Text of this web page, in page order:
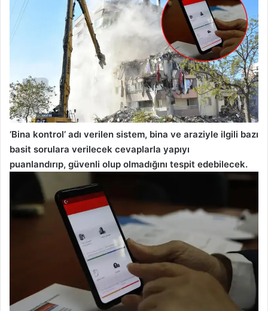
‘Bina kontrol’ adı verilen sistem, bina ve araziyle ilgili bazı
basit sorulara verilecek cevaplarla yapıyı
puanlandırıp, güvenli olup olmadığını tespit edebilecek.